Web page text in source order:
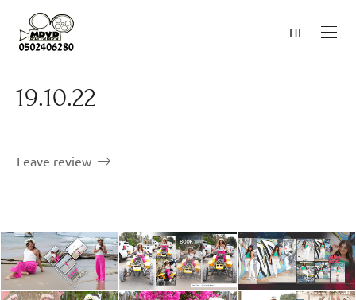
HE
19.10.22
Leave review